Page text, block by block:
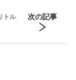
トル
次の記事